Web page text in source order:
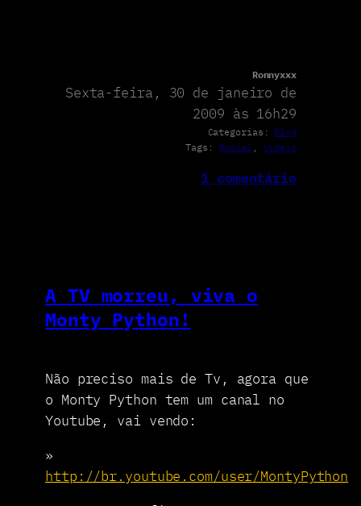
Ronnyxxx
Sexta-feira, 30 de janeiro de
2009 às 16h29
Categorias: Blog
Tags: Social Vídeos
1 comentário
A TV morreu, viva o
Monty Python!
Não preciso mais de Tv, agora que
o Monty Python tem um canal no
Youtube, vai vendo:
»
http://br.youtube.com/user/MontyPython